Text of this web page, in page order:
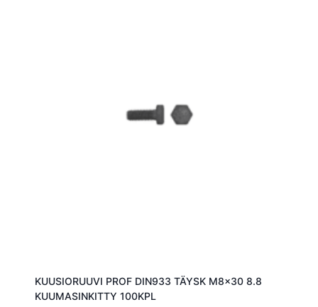
KUUSIORUUVI PROF DIN933 TÄYSK M8x30 8.8
KUUMASINKITTY 100KPL